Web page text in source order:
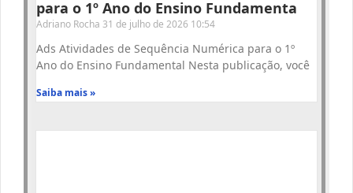
para o 1º Ano do Ensino Fundamenta
Adriano Rocha 31 de julho de 2026 10:54
Ads Atividades de Sequência Numérica para o 1º
Ano do Ensino Fundamental Nesta publicação, você
Saiba mais »